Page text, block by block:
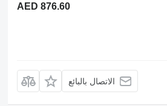
AED 876.60
الاتصال بالبائع